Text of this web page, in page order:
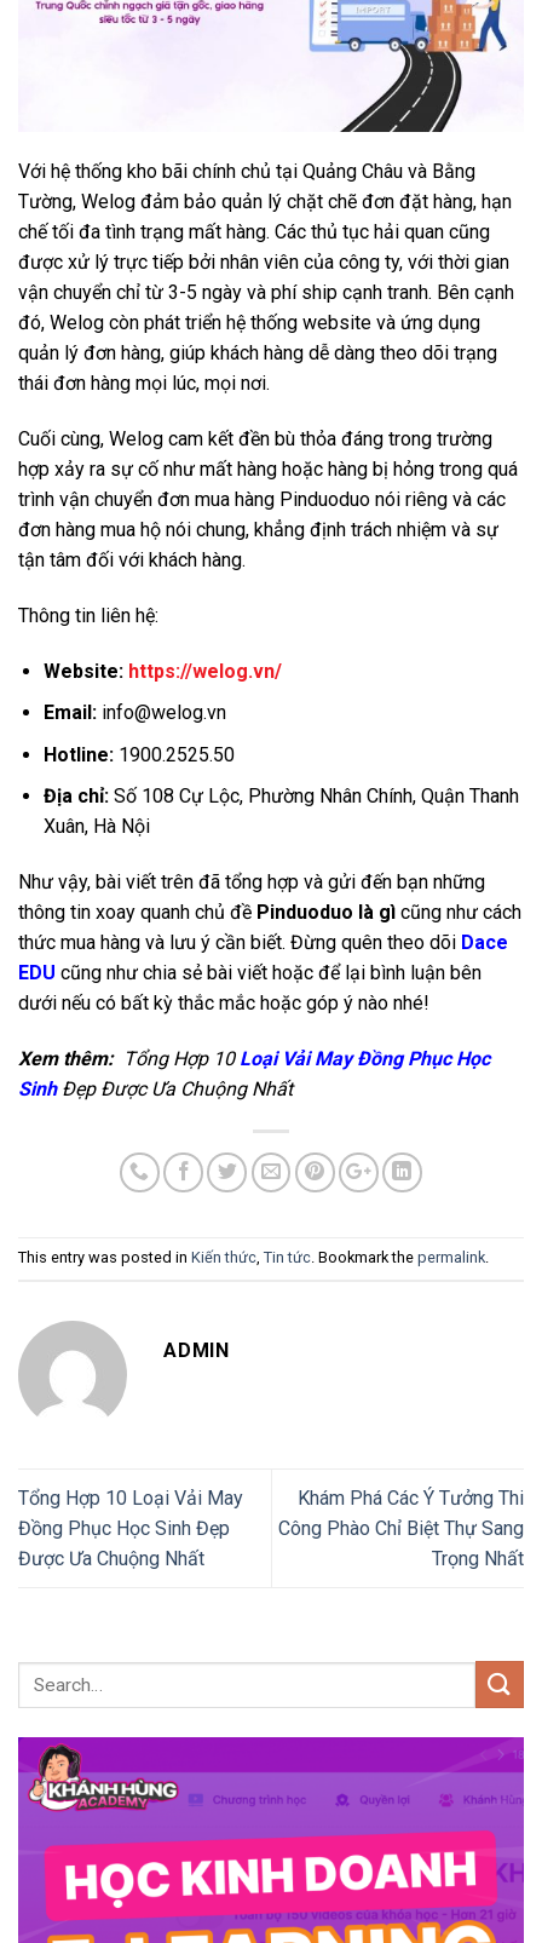
Với hệ thống kho bãi chính chủ tại Quảng Châu và Bằng
Tường, Welog đảm bảo quản lý chặt chẽ đơn đặt hàng, hạn
chế tối đa tình trạng mất hàng. Các thủ tục hải quan cũng
được xử lý trực tiếp bởi nhân viên của công ty, với thời gian
vận chuyển chỉ từ 3-5 ngày và phí ship cạnh tranh. Bên cạnh
đó, Welog còn phát triển hệ thống website và ứng dụng
quản lý đơn hàng, giúp khách hàng dễ dàng theo dõi trạng
thái đơn hàng mọi lúc, mọi nơi.
Cuối cùng, Welog cam kết đền bù thỏa đáng trong trường
hợp xảy ra sự cố như mất hàng hoặc hàng bị hỏng trong quá
trình vận chuyển đơn mua hàng Pinduoduo nói riêng và các
đơn hàng mua hộ nói chung, khẳng định trách nhiệm và sự
tận tâm đối với khách hàng.
Thông tin liên hệ:
Website: https://welog.vn/
Email: info@welog.vn
Hotline:1900.2525.50
Địa chỉ:Số 108 Cự Lộc, Phường Nhân Chính, Quận Thanh
Xuân, Hà Nội
Như vậy, bài viết trên đã tổng hợp và gửi đến bạn những
thông tin xoay quanh chủ đề Pinduoduo là gì cũng như cách
thức mua hàng và lưu ý cần biết. Đừng quên theo dõi Dace
EDU cũng như chia sẻ bài viết hoặc để lại bình luận bên
dưới nếu có bất kỳ thắc mắc hoặc góp ý nào nhé!
Xem thêm:Tổng Hợp 10Loại Vải May Đồng Phục Học
Sinh Đẹp Được Ưa Chuộng Nhất
This entry was posted in Kiến thức, Tin tức. Bookmark the permalink.
ADMIN
Tổng Hợp 10 Loại Vải May
Đồng Phục Học Sinh Đẹp
Được Ưa Chuộng Nhất
Khám Phá Các Ý Tưởng Thi
Công Phào Chỉ Biệt Thự Sang
Trọng Nhất